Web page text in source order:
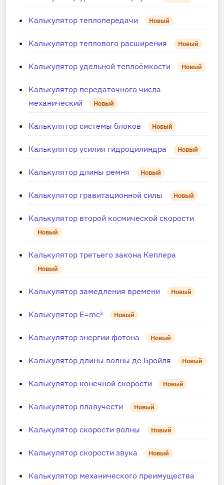
Калькулятор теплопередачи Новый
Калькулятор теплового расширения Новый
Калькулятор удельной теплоёмкости Новый
Калькулятор передаточного числа
механический
Новый
Калькулятор системы блоков Новый
Калькулятор усилия гидроцилиндра Новый
Калькулятор длины ремня Новый
Калькулятор гравитационной силы Новый
Калькулятор второй космической скорости
Новый
Калькулятор третьего закона Кеплера
Новый
Калькулятор замедления времени Новый
Калькулятор E=mc² Новый
Калькулятор энергии фотона Новый
Калькулятор длины волны де Бройля Новый
Калькулятор конечной скорости Новый
Калькулятор плавучести Новый
Калькулятор скорости волны Новый
Калькулятор скорости звука Новый
Калькулятор механического преимущества